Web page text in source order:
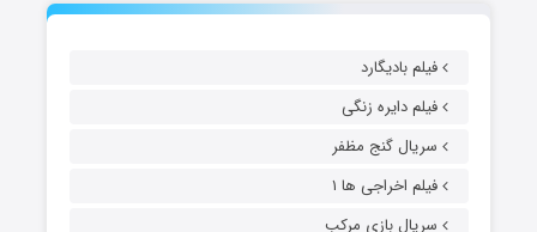
فیلم بادیگارد
فیلم دایره زنگی
سریال گنج مظفر
فیلم اخراجی ها ۱
سریال بازی مرکب